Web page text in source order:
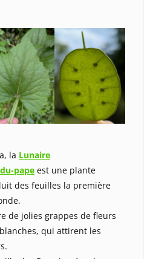
la Lunaire
pape est une plante
des feuilles la première
de jolies grappes de fleurs
qui attirent les